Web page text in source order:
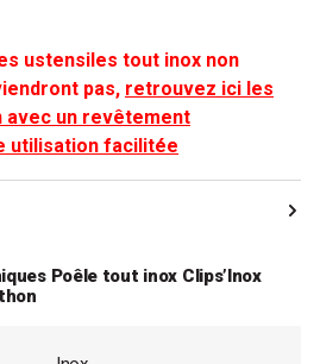
ustensiles tout inox non
pas, retrouvez ici les
avec un revêtement
utilisation facilitée
Poêle tout inox Clips’Inox